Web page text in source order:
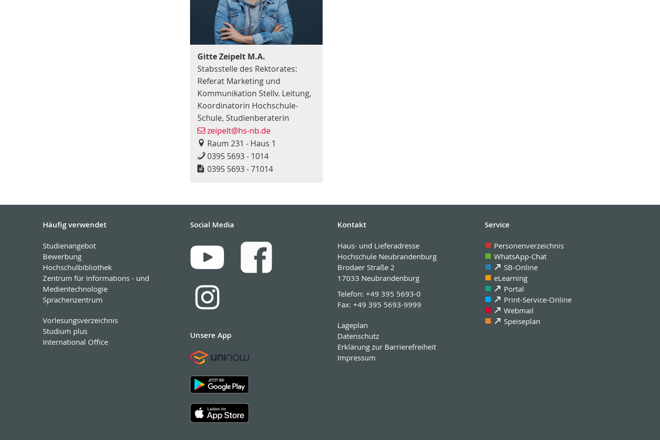
Gitte Zeipelt M.A.
Stabsstelle des Rektorates:
Referat Marketing und
Kommunikation Stellv. Leitung,
Koordinatorin Hochschule-
Schule, Studienberaterin
zeipelt@hs-nb.de
Raum 231 - Haus 1
0395 5693 - 1014
0395 5693 - 71014
Häufig verwendet
Studienangebot
Bewerbung
Hochschulbibliothek
Zentrum für Informations - und
Medientechnologie
Sprachenzentrum
Vorlesungsverzeichnis
Studium plus
International Office
Social Media
Unsere App
Kontakt
Haus- und Lieferadresse
Hochschule Neubrandenburg
Brodaer Straße 2
17033 Neubrandenburg
Telefon: +49 395 5693-0
Fax: +49 395 5693-9999
Lageplan
Datenschutz
Erklärung zur Barrierefreiheit
Impressum
Service
Personenverzeichnis
WhatsApp-Chat
SB-Online
eLearning
Portal
Print-Service-Online
Webmail
Speiseplan